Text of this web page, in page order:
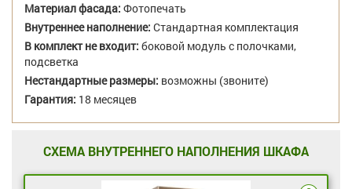
Материал фасада: Фотопечать
Внутреннее наполнение: Стандартная комплектация
В комплект не входит: боковой модуль с полочками,
подсветка
Нестандартные размеры: возможны (звоните)
Гарантия: 18 месяцев
СХЕМА ВНУТРЕННЕГО НАПОЛНЕНИЯ ШКАФА